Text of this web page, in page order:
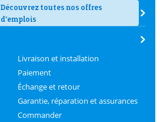
Découvrez toutes nos offres
d'emplois
Livraison et installation
Paiement
Échange et retour
Garantie, réparation et assurances
Commander